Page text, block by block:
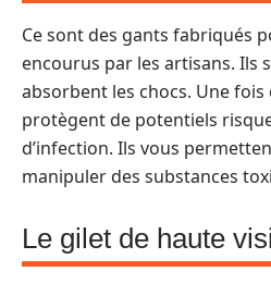
Ce sont des gants fabriqués
encourus par les artisans. Ils
absorbent les chocs. Une fois
protègent de potentiels
d’infection. Ils vous
manipuler des substances
Le gilet de haute